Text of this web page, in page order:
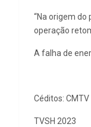
“Na origem
operação
A falha de
Céditos: CMTV
TVSH 2023